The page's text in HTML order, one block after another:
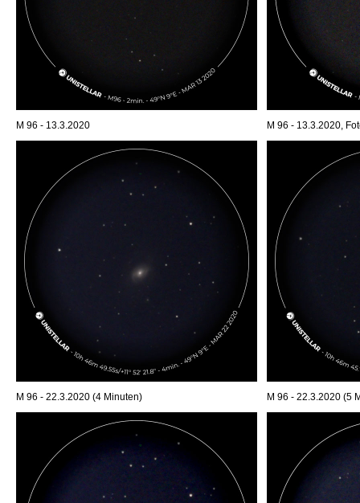
M 96 - 13.3.2020 M 96 - 13.3.2020,
M 96 - 22.3.2020 (4 Minuten) M 96 - 22.3.2020 (5